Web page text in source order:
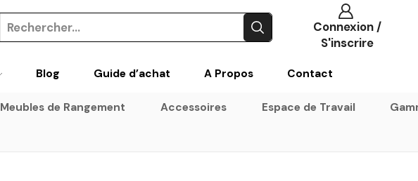
Connexion /
S'inscrire
Blog Guide d’achat A Propos Contact
Meubles de Rangement Accessoires Espace de Travail